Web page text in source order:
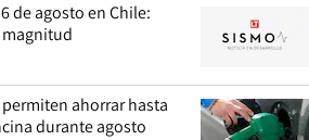
de agosto en Chile:
ahorrar hasta
durante agosto